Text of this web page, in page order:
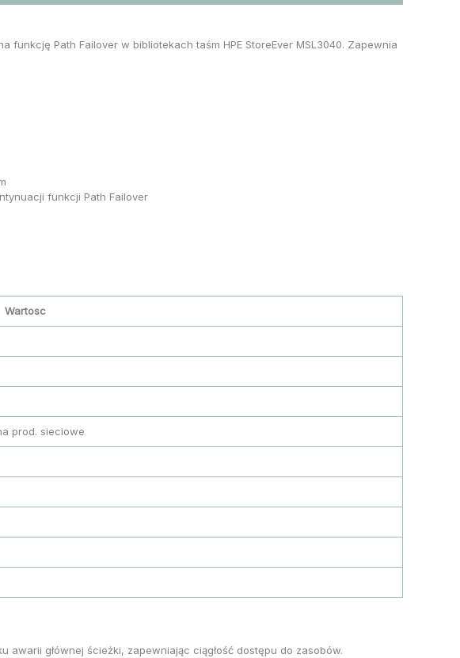
funkcję Path Failover w bibliotekach taśm HPE StoreEver MSL3040. Zapewnia
funkcji Path Failover
Wartosc
prod. sieciowe
głównej ścieżki, zapewniając ciągłość dostępu do zasobów.